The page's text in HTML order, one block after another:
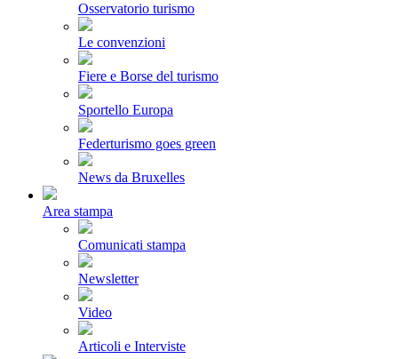
Osservatorio turismo
Le convenzioni
Fiere e Borse del turismo
Sportello Europa
Federturismo goes green
News da Bruxelles
Area stampa
Comunicati stampa
Newsletter
Video
Articoli e Interviste